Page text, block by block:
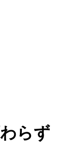
らず